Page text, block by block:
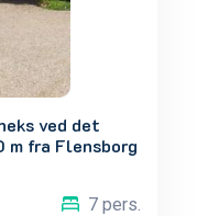
ved det
fra Flensborg
7 pers.